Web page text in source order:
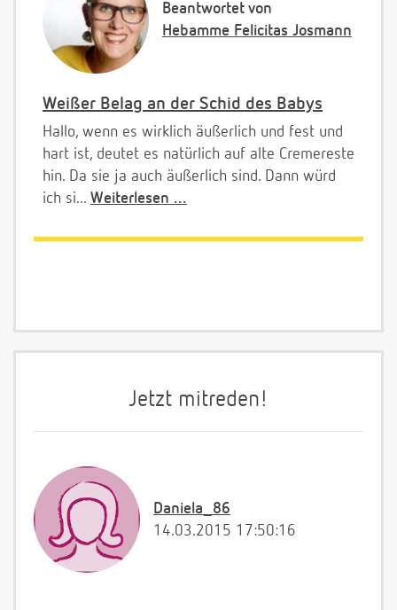
Beantwortet von
Hebamme Felicitas Josmann
Weißer Belag an der Schid des Babys
Hallo, wenn es wirklich äußerlich und fest und
hart ist, deutet es natürlich auf alte Cremereste
hin. Da sie ja auch äußerlich sind. Dann würd
ich si... Weiterlesen ...
Jetzt mitreden!
Daniela_86
14.03.2015 17:50:16